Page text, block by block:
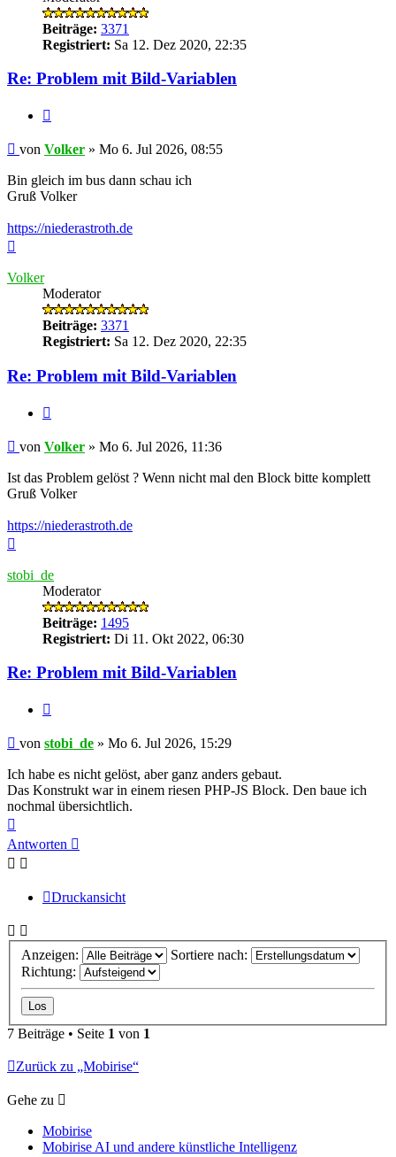
Beiträge: 3371
Registriert: Sa 12. Dez 2020, 22:35
Re: Problem mit Bild-Variablen
Ungelesener
von Volker » Mo 6. Jul 2026, 08:55
Bin gleich im bus dann schau ich
Gruß Volker
https://niederastroth.de
Volker
Moderator
Beiträge: 3371
Registriert: Sa 12. Dez 2020, 22:35
Re: Problem mit Bild-Variablen
Ungelesener
von Volker » Mo 6. Jul 2026, 11:36
Ist das Problem gelöst ? Wenn nicht mal den Block bitte komplett
Gruß Volker
https://niederastroth.de
stobi_de
Moderator
Beiträge: 1495
Registriert: Di 11. Okt 2022, 06:30
Re: Problem mit Bild-Variablen
Ungelesener
von stobi_de » Mo 6. Jul 2026, 15:29
Ich habe es nicht gelöst, aber ganz anders gebaut.
Das Konstrukt war in einem riesen PHP-JS Block. Den baue ich
nochmal übersichtlich.
oben
Antworten
Druckansicht
Anzeigen:
Sortiere nach:
Richtung:
7 Beiträge • Seite 1 von 1
Zurück zu „Mobirise“
Gehe zu
Mobirise
Mobirise AI und andere künstliche Intelligenz